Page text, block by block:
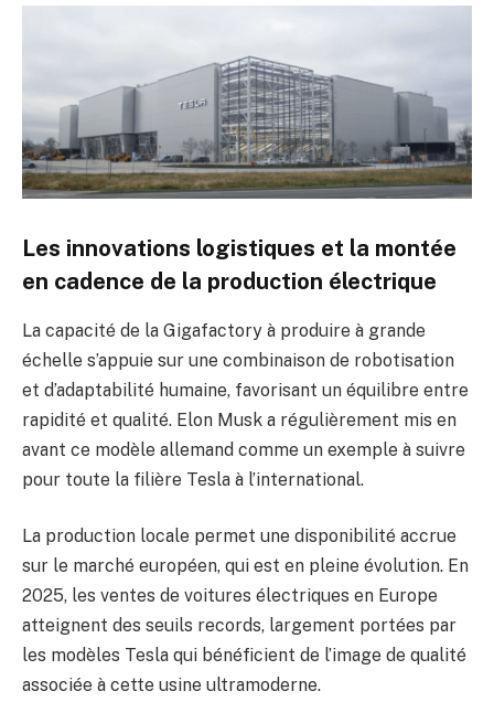
Les innovations logistiques et la montée
en cadence de la production électrique
La capacité de la Gigafactory à produire à grande
échelle s’appuie sur une combinaison de robotisation
et d’adaptabilité humaine, favorisant un équilibre entre
rapidité et qualité. Elon Musk a régulièrement mis en
avant ce modèle allemand comme un exemple à suivre
pour toute la filière Tesla à l’international.
La production locale permet une disponibilité accrue
sur le marché européen, qui est en pleine évolution. En
2025, les ventes de voitures électriques en Europe
atteignent des seuils records, largement portées par
les modèles Tesla qui bénéficient de l’image de qualité
associée à cette usine ultramoderne.